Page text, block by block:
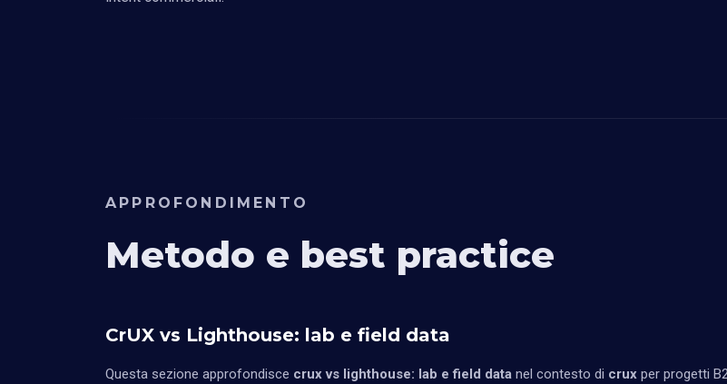
APPROFONDIMENTO
Metodo e best practice
CrUX vs Lighthouse: lab e field data
Questa sezione approfondisce crux vs lighthouse: lab e field data nel contesto di crux per progetti